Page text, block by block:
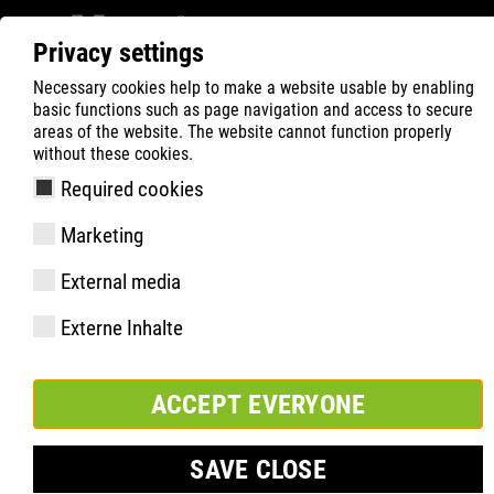
Privacy settings
Necessary cookies help to make a website usable by enabling
basic functions such as page navigation and access to secure
areas of the website. The website cannot function properly
without these cookies.
Required cookies
Marketing
External media
Externe Inhalte
ACCEPT EVERYONE
SAVE CLOSE
ATLAS Company Parrainage Puchar Polski